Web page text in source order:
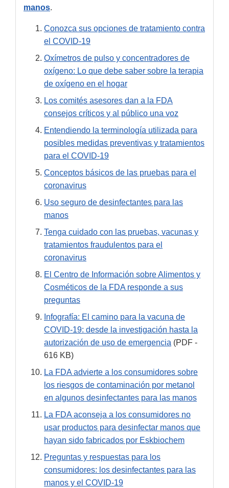
manos.
Conozca sus opciones de tratamiento contra
el COVID-19
Oxímetros de pulso y concentradores de
oxígeno: Lo que debe saber sobre la terapia
de oxígeno en el hogar
Los comités asesores dan a la FDA
consejos críticos y al público una voz
Entendiendo la terminología utilizada para
posibles medidas preventivas y tratamientos
para el COVID-19
Conceptos básicos de las pruebas para el
coronavirus
Uso seguro de desinfectantes para las
manos
Tenga cuidado con las pruebas, vacunas y
tratamientos fraudulentos para el
coronavirus
El Centro de Información sobre Alimentos y
Cosméticos de la FDA responde a sus
preguntas
Infografía: El camino para la vacuna de
COVID-19: desde la investigación hasta la
autorización de uso de emergencia (PDF -
616 KB)
La FDA advierte a los consumidores sobre
los riesgos de contaminación por metanol
en algunos desinfectantes para las manos
La FDA aconseja a los consumidores no
usar productos para desinfectar manos que
hayan sido fabricados por Eskbiochem
Preguntas y respuestas para los
consumidores: los desinfectantes para las
manos y el COVID-19